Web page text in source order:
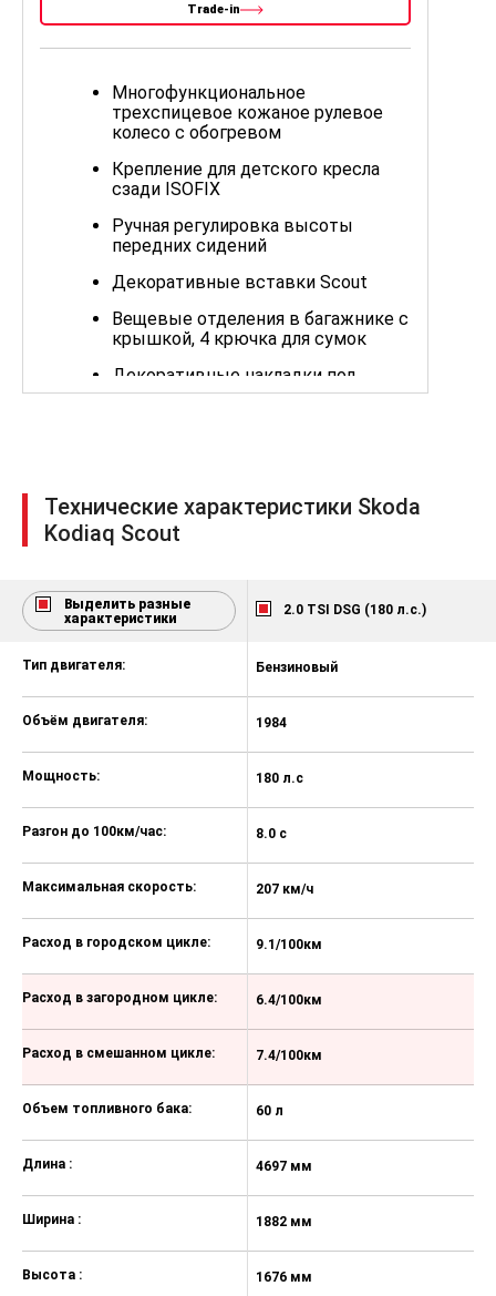
Trade-in
Многофункциональное
трехспицевое кожаное рулевое
колесо c обогревом
Крепление для детского кресла
сзади ISOFIX
Ручная регулировка высоты
передних сидений
Декоративные вставки Scout
Вещевые отделения в багажнике с
крышкой, 4 крючка для сумок
Декоративные накладки под
металл на педали
подсветка салона (10 цветов)
Подсветка пространства для ног
Макияжные зеркала в
солнцезащитных козырьках слева
Набор сеток в багажнике
Розетка 12В в багажнике
Декоративные накладки на
Подсветка в багажнике + фонарик
+ пластиковые фиксаторы
Комбинированная обивка сидений
Scout (кожа/искусственная кожа/
Текстильные коврики
Тонировка задних стекол
Задние брызговики
Наружные электрозеркала с
обогревом, электроскладыванием,
Наружные зеркала серебристого
Рейлинги на крыше, серебристые
Защита двигателя снизу
Технические характеристики Skoda
Kodiaq Scout
Выделить разные
характеристики
2.0 TSI DSG (180 л.с.)
Тип двигателя:
Объём двигателя:
Мощность:
Разгон до 100км/час:
Максимальная скорость:
Расход в городском цикле:
Расход в загородном цикле:
Расход в смешанном цикле:
Объем топливного бака:
Длина :
Ширина :
Высота :
Бензиновый
1984
180 л.с
8.0 с
207 км/ч
9.1/100км
6.4/100км
7.4/100км
60 л
4697 мм
1882 мм
1676 мм